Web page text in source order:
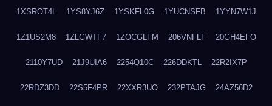
1XSROT4L 1YS8YJ6Z 1YSKFL0G 1YUCNSFB 1YYN7W1J
1Z1US2M8 1ZLGWTF7 1ZOCGLFM 206VNFLF 20GH4EFO
2110Y7UD 21J9UIA6 2254Q10C 226DDKTL 22R2IX7P
22RDZ3DD 22S5F4PR 22XXR3UO 232PTAJG 24AZ56D2